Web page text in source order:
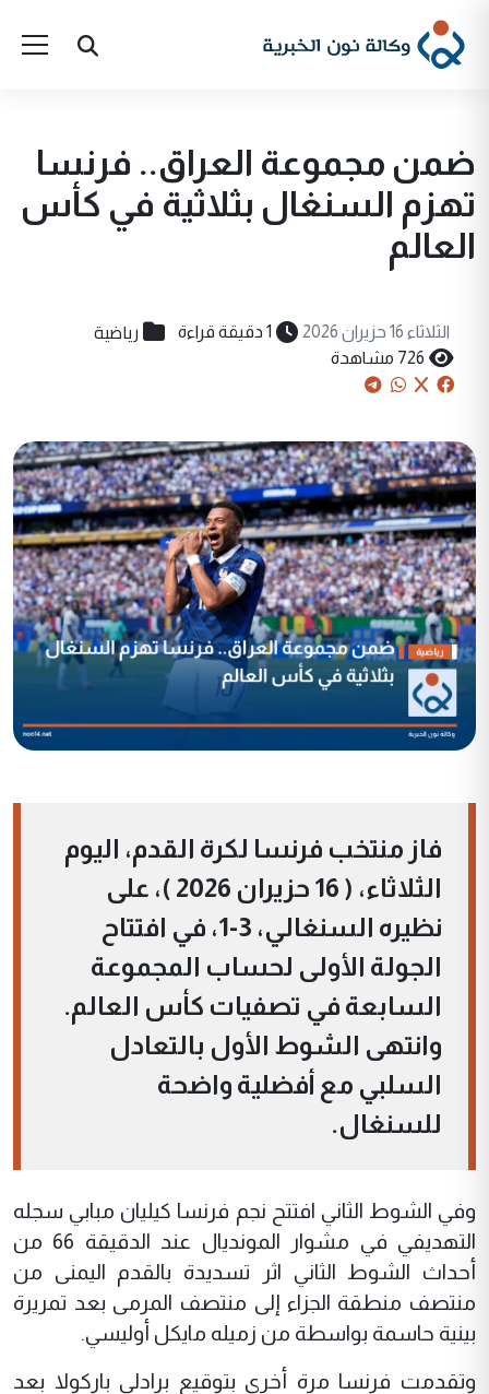
ضمن مجموعة العراق.. فرنسا
تهزم السنغال بثلاثية في كأس
العالم
الثلاثاء 16 حزيران 2026 1 دقيقة قراءة رياضية
726 مشاهدة
فاز منتخب فرنسا لكرة القدم، اليوم
الثلاثاء، ( 16 حزيران 2026 )، على
نظيره السنغالي، 3-1، في افتتاح
الجولة الأولى لحساب المجموعة
السابعة في تصفيات كأس العالم.
وانتهى الشوط الأول بالتعادل
السلبي مع أفضلية واضحة
للسنغال.
وفي الشوط الثاني افتتح نجم فرنسا كيليان مبابي سجله
التهديفي في مشوار المونديال عند الدقيقة 66 من
أحداث الشوط الثاني اثر تسديدة بالقدم اليمنى من
منتصف منطقة الجزاء إلى منتصف المرمى بعد تمريرة
بينية حاسمة بواسطة من زميله مايكل أوليسي.
وتقدمت فرنسا مرة أخرى بتوقيع برادلي باركولا بعد